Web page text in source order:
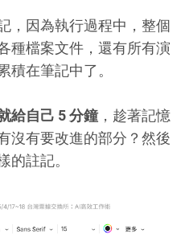
，因為執行過程中，整個
種檔案文件，還有所有演
積在筆記中了。
給自己 5 分鐘，趁著記憶
沒有要改進的部分？然後
的註記。